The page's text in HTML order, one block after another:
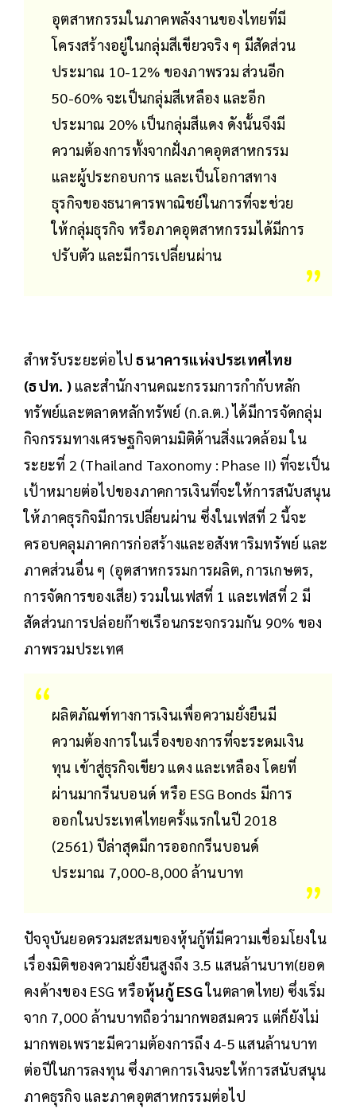
อุตสาหกรรมในภาคพลังงานของไทยที่มี
โครงสร้างอยู่ในกลุ่มสีเขียวจริง ๆ มีสัดส่วน
ประมาณ 10-12% ของภาพรวม ส่วนอีก
50-60% จะเป็นกลุ่มสีเหลือง และอีก
ประมาณ 20% เป็นกลุ่มสีแดง ดังนั้นจึงมี
ความต้องการทั้งจากฝั่งภาคอุตสาหกรรม
และผู้ประกอบการ และเป็นโอกาสทาง
ธุรกิจของธนาคารพาณิชย์ในการที่จะช่วย
ให้กลุ่มธุรกิจ หรือภาคอุตสาหกรรมได้มีการ
ปรับตัว และมีการเปลี่ยนผ่าน
สำหรับระยะต่อไป ธนาคารแห่งประเทศไทย
(ธปท. ) และสำนักงานคณะกรรมการกำกับหลัก
ทรัพย์และตลาดหลักทรัพย์ (ก.ล.ต.) ได้มีการจัดกลุ่ม
กิจกรรมทางเศรษฐกิจตามมิติด้านสิ่งแวดล้อม ใน
ระยะที่ 2 (Thailand Taxonomy : Phase II) ที่จะเป็น
เป้าหมายต่อไปของภาคการเงินที่จะให้การสนับสนุน
ให้ภาคธุรกิจมีการเปลี่ยนผ่าน ซึ่งในเฟสที่ 2 นี้จะ
ครอบคลุมภาคการก่อสร้างและอสังหาริมทรัพย์ และ
ภาคส่วนอื่น ๆ (อุตสาหกรรมการผลิต, การเกษตร,
การจัดการของเสีย) รวมในเฟสที่ 1 และเฟสที่ 2 มี
สัดส่วนการปล่อยก๊าซเรือนกระจกรวมกัน 90% ของ
ภาพรวมประเทศ
ผลิตภัณฑ์ทางการเงินเพื่อความยั่งยืนมี
ความต้องการในเรื่องของการที่จะระดมเงิน
ทุน เข้าสู่ธุรกิจเขียว แดง และเหลือง โดยที่
ผ่านมากรีนบอนด์ หรือ ESG Bonds มีการ
ออกในประเทศไทยครั้งแรกในปี 2018
(2561) ปีล่าสุดมีการออกกรีนบอนด์
ประมาณ 7,000-8,000 ล้านบาท
ปัจจุบันยอดรวมสะสมของหุ้นกู้ที่มีความเชื่อมโยงใน
เรื่องมิติของความยั่งยืนสูงถึง 3.5 แสนล้านบาท(ยอด
คงค้างของ ESG หรือหุ้นกู้ ESGในตลาดไทย) ซึ่งเริ่ม
จาก 7,000 ล้านบาทถือว่ามากพอสมควร แต่ก็ยังไม่
มากพอเพราะมีความต้องการถึง 4-5 แสนล้านบาท
ต่อปีในการลงทุน ซึ่งภาคการเงินจะให้การสนับสนุน
ภาคธุรกิจ และภาคอุตสาหกรรมต่อไป